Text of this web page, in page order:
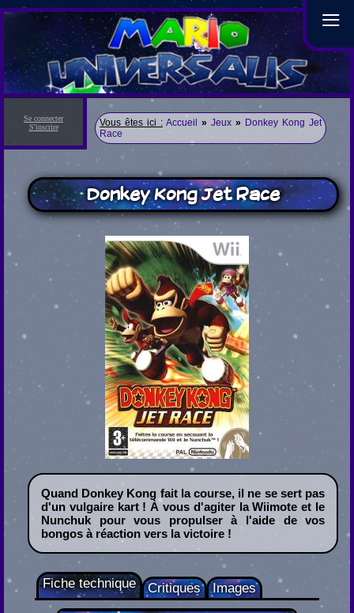
≡
Se connecter
S'inscrire
Vous êtes ici : Accueil » Jeux » Donkey Kong Jet
Race
Donkey Kong Jet Race
Quand Donkey Kong fait la course, il ne se sert pas
d'un vulgaire kart ! À vous d'agiter la Wiimote et le
Nunchuk pour vous propulser à l'aide de vos
bongos à réaction vers la victoire !
Fiche technique Critiques Images